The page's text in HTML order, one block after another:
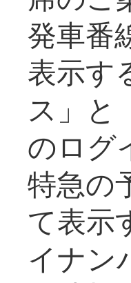
発車番
表示す
ス」と
のログ
特急の
て表示
イナン